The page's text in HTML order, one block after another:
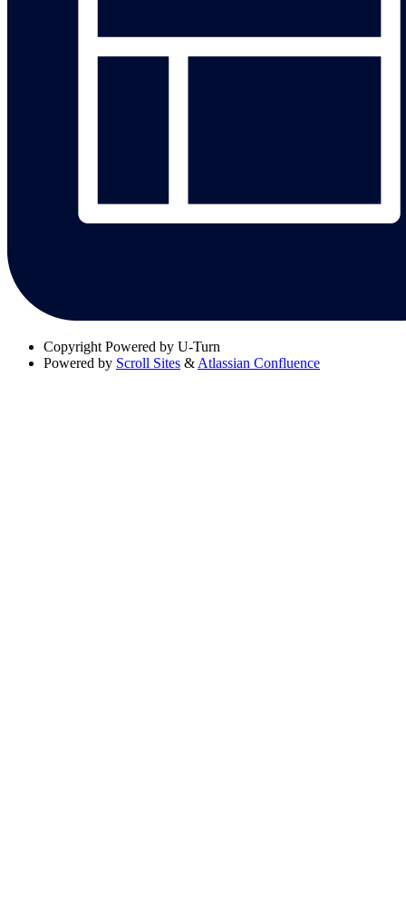
Copyright Powered by U-Turn
Powered by Scroll Sites & Atlassian Confluence